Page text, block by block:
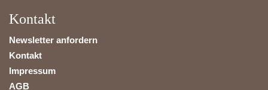
Kontakt
Newsletter anfordern
Kontakt
Impressum
AGB